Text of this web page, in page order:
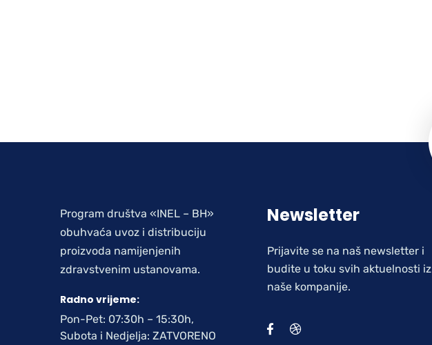
Program društva «INEL – BH»
obuhvaća uvoz i distribuciju
proizvoda namijenjenih
zdravstvenim ustanovama.
Radno vrijeme:
Pon-Pet: 07:30h – 15:30h,
Subota i Nedjelja: ZATVORENO
Newsletter
Prijavite se na naš newsletter i
budite u toku svih aktuelnosti iz
naše kompanije.